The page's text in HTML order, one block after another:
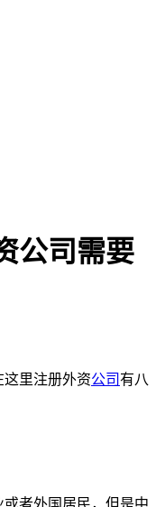
公司需要
里注册外资公司有八
者外国居民，但是中